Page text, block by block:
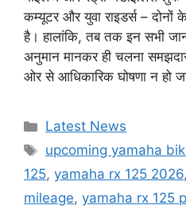
कम्यूटर और युवा राइडर्स –
है। हालांकि, तब तक इन सभी
अनुमान मानकर ही चलना
ओर से आधिकारिक घोषणा न हो
Categories
Latest News
Tags
upcoming yamaha
125, yamaha rx 125 2026,
mileage, yamaha rx 125